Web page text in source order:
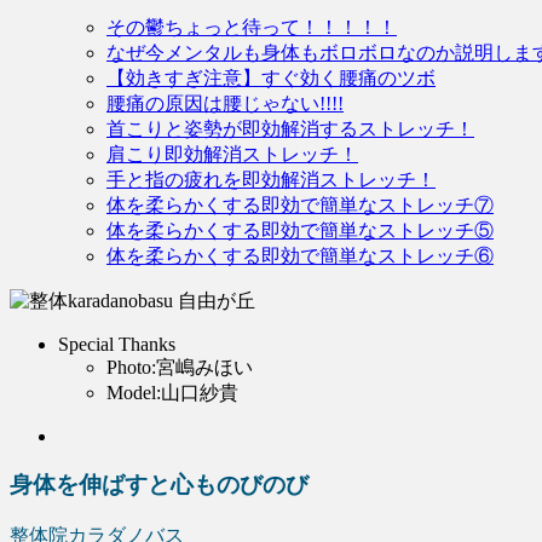
その鬱ちょっと待って！！！！！
なぜ今メンタルも身体もボロボロなのか説明しま
【効きすぎ注意】すぐ効く腰痛のツボ
腰痛の原因は腰じゃない!!!!
首こりと姿勢が即効解消するストレッチ！
肩こり即効解消ストレッチ！
手と指の疲れを即効解消ストレッチ！
体を柔らかくする即効で簡単なストレッチ⑦
体を柔らかくする即効で簡単なストレッチ⑤
体を柔らかくする即効で簡単なストレッチ⑥
Special Thanks
Photo:宮嶋みほい
Model:山口紗貴
身体を伸ばすと心ものびのび
整体院カラダノバス